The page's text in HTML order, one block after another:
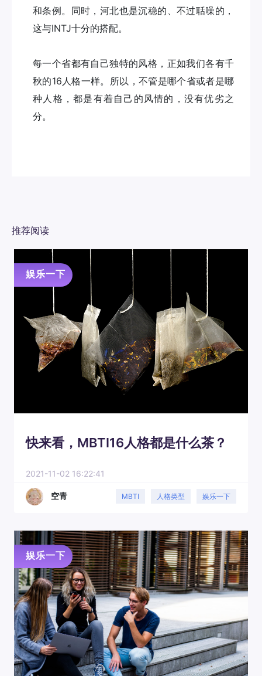
和条例。同时，河北也是沉稳的、不过聒噪的，
这与INTJ十分的搭配。
每一个省都有自己独特的风格，正如我们各有千
秋的16人格一样。所以，不管是哪个省或者是哪
种人格，都是有着自己的风情的，没有优劣之
分。
推荐阅读
娱乐一下
快来看，MBTI16人格都是什么茶？
2021-11-02 16:22:41
空青 MBTI 人格类型 娱乐一下
娱乐一下